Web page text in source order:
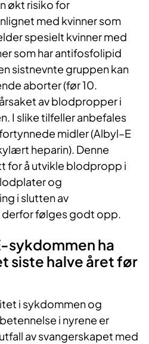
økt risiko for
med kvinner som
spesielt kvinner med
som har antifosfolipid
sistnevnte gruppen kan
aborter (før 10.
av blodpropper i
I slike tilfeller anbefales
midler (Albyl–E
heparin). Denne
for å utvikle blodpropp i
og
i slutten av
derfor følges godt opp.
sykdommen ha
siste halve året før
i sykdommen og
i nyrene er
av svangerskapet med